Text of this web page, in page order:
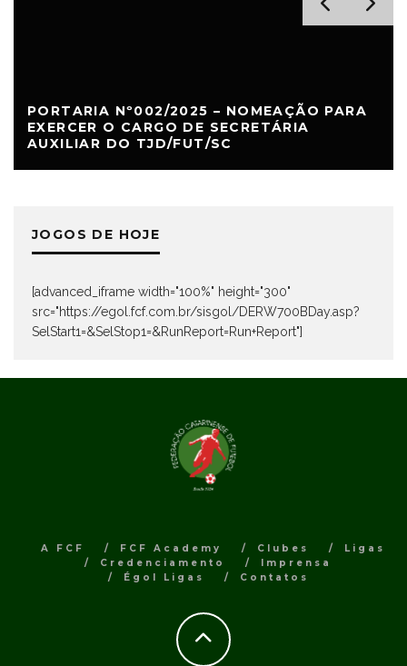
PORTARIA Nº002/2025 – NOMEAÇÃO PARA
EXERCER O CARGO DE SECRETÁRIA
AUXILIAR DO TJD/FUT/SC
JOGOS DE HOJE
[advanced_iframe width="100%" height="300"
src="https://egol.fcf.com.br/sisgol/DERW700BDay.asp?
SelStart1=&SelStop1=&RunReport=Run+Report"]
A FCF FCF Academy Clubes
Ligas
Credenciamento
Imprensa
Égol Ligas
Contatos